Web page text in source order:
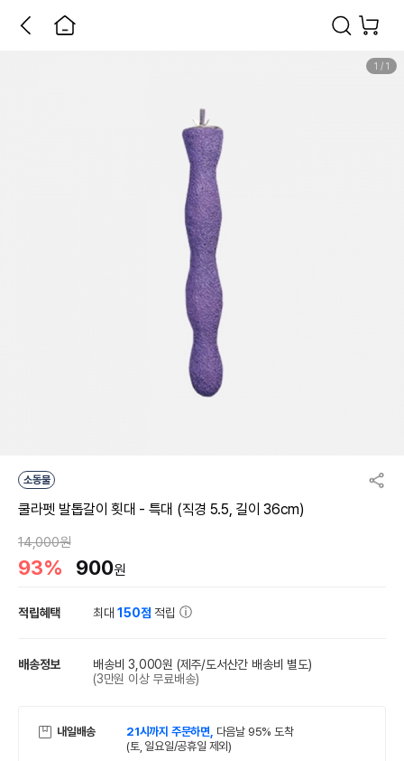
1 / 1
소동물
쿨라펫 발톱갈이 횟대 - 특대 (직경 5.5, 길이 36cm)
14,000원
93% 900원
적립혜택 최대150점 적립
배송정보 배송비 3,000원 (제주/도서산간 배송비 별도)
(3만원 이상 무료배송)
내일배송 21시까지 주문하면, 다음날 95% 도착
(토, 일요일/공휴일 제외)